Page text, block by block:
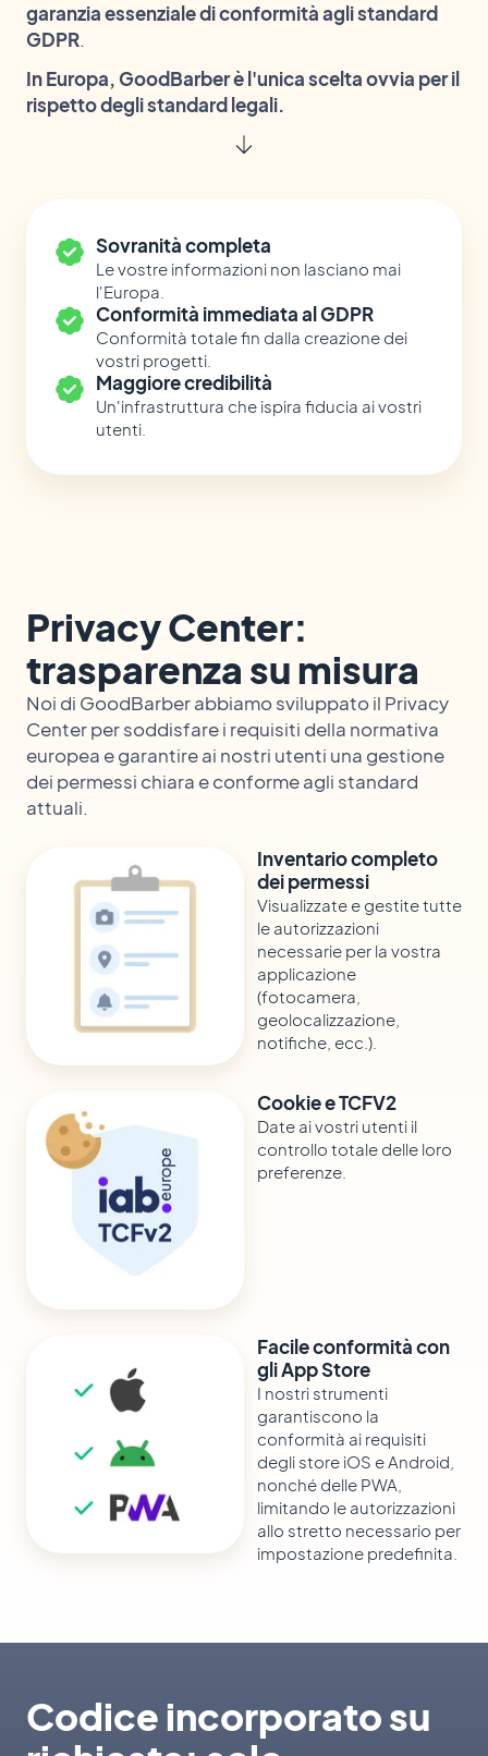
garanzia essenziale di conformità agli standard
GDPR.
In Europa, GoodBarber è l'unica scelta ovvia per il
rispetto degli standard legali.
Sovranità completa
Le vostre informazioni non lasciano mai
l'Europa.
Conformità immediata al GDPR
Conformità totale fin dalla creazione dei
vostri progetti.
Maggiore credibilità
Un'infrastruttura che ispira fiducia ai vostri
utenti.
Privacy Center:
trasparenza su misura
Noi di GoodBarber abbiamo sviluppato il Privacy
Center per soddisfare i requisiti della normativa
europea e garantire ai nostri utenti una gestione
dei permessi chiara e conforme agli standard
attuali.
Inventario completo
dei permessi
Visualizzate e gestite tutte
le autorizzazioni
necessarie per la vostra
applicazione
(fotocamera,
geolocalizzazione,
notifiche, ecc.).
Cookie e TCFV2
Date ai vostri utenti il
controllo totale delle loro
preferenze.
Facile conformità con
gli App Store
I nostri strumenti
garantiscono la
conformità ai requisiti
degli store iOS e Android,
nonché delle PWA,
limitando le autorizzazioni
allo stretto necessario per
impostazione predefinita.
Codice incorporato su